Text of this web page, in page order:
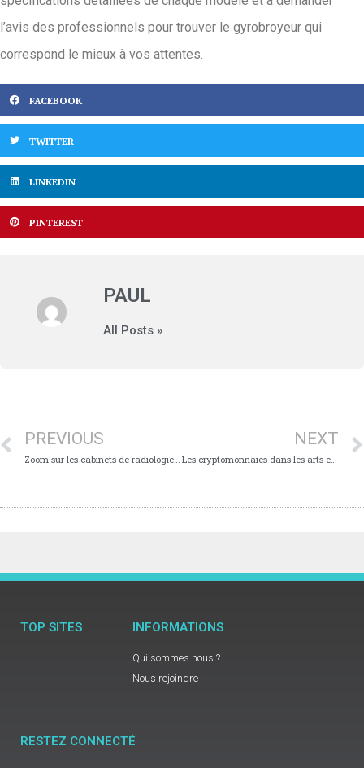
l’avis des professionnels pour trouver le gyrobroyeur qui
correspond le mieux à vos attentes.
FACEBOOK
TWITTER
LINKEDIN
PINTEREST
PAUL
All Posts »
PREVIOUS
Zoom sur les cabinets de radiologie : L’importance de la qualité et de la précision des examens d’imagerie médicale
NEXT
Les cryptomonnaies dans les arts et la culture : Comment elles révolutionnent l’industrie créative.
TOP SITES INFORMATIONS
Qui sommes nous ?
Nous rejoindre
RESTEZ CONNECTÉ